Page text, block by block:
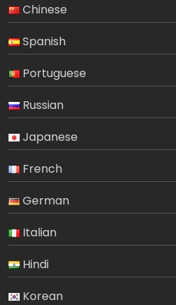
Chinese
Spanish
Portuguese
Russian
Japanese
French
German
Italian
Hindi
Korean